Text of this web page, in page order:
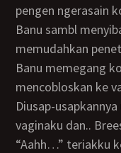
pengen ngerasain
Banu sambl
memudahkan
Banu memegang kontolnya dan bersiap- siap untuk
mencobloskan ke
Diusap-usapkannya ujung kontolnya di pintu masuk
vaginaku dan..
“Aahh…” teriakku ketika kontol gede itu menembus